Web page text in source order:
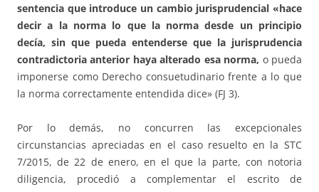
sentencia que introduce un cambio jurisprudencial «hace
decir a la norma lo que la norma desde un principio
decía, sin que pueda entenderse que la jurisprudencia
contradictoria anterior haya alterado esa norma, o pueda
imponerse como Derecho consuetudinario frente a lo que
la norma correctamente entendida dice» (FJ 3).
Por lo demás, no concurren las excepcionales
circunstancias apreciadas en el caso resuelto en la STC
7/2015, de 22 de enero, en el que la parte, con notoria
diligencia, procedió a complementar el escrito de